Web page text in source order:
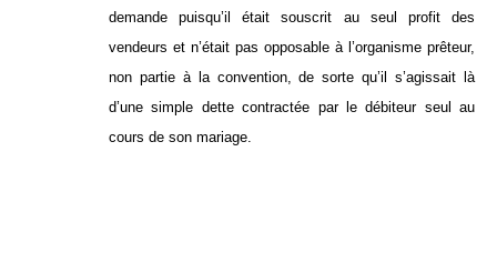
demande puisqu’il était souscrit au seul profit des
vendeurs et n’était pas opposable à l’organisme prêteur,
non partie à la convention, de sorte qu’il s’agissait là
d’une simple dette contractée par le débiteur seul au
cours de son mariage.